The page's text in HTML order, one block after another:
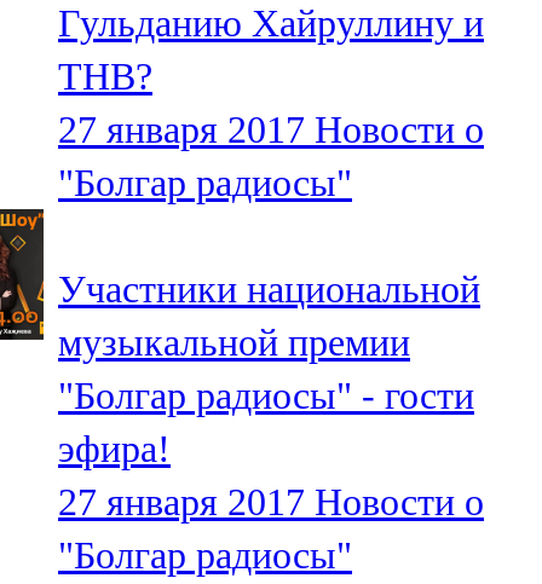
Гульданию Хайруллину и
ТНВ?
27 января 2017 Новости о
"Болгар радиосы"
Участники национальной
музыкальной премии
"Болгар радиосы" - гости
эфира!
27 января 2017 Новости о
"Болгар радиосы"